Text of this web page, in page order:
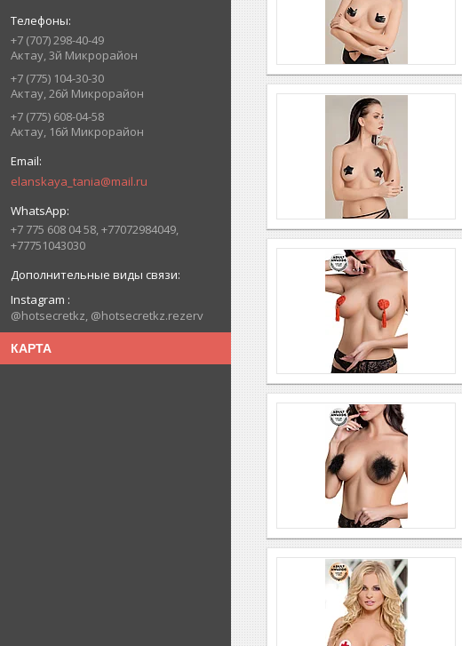
+7 (707) 298-40-49
Актау, 3й Микрорайон
+7 (775) 104-30-30
Актау, 26й Микрорайон
+7 (775) 608-04-58
Актау, 16й Микрорайон
elanskaya_tania@mail.ru
+7 775 608 04 58, +77072984049,
+77751043030
Instagram
@hotsecretkz, @hotsecretkz.rezerv
КАРТА